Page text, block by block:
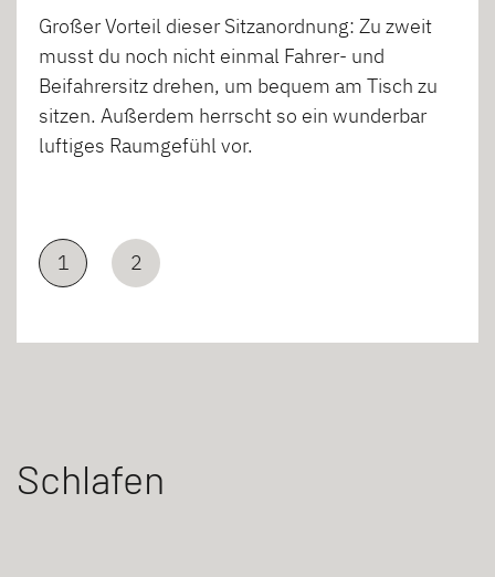
Großer Vorteil dieser Sitzanordnung: Zu zweit
musst du noch nicht einmal Fahrer- und
Beifahrersitz drehen, um bequem am Tisch zu
sitzen. Außerdem herrscht so ein wunderbar
luftiges Raumgefühl vor.
1 2
Schlafen